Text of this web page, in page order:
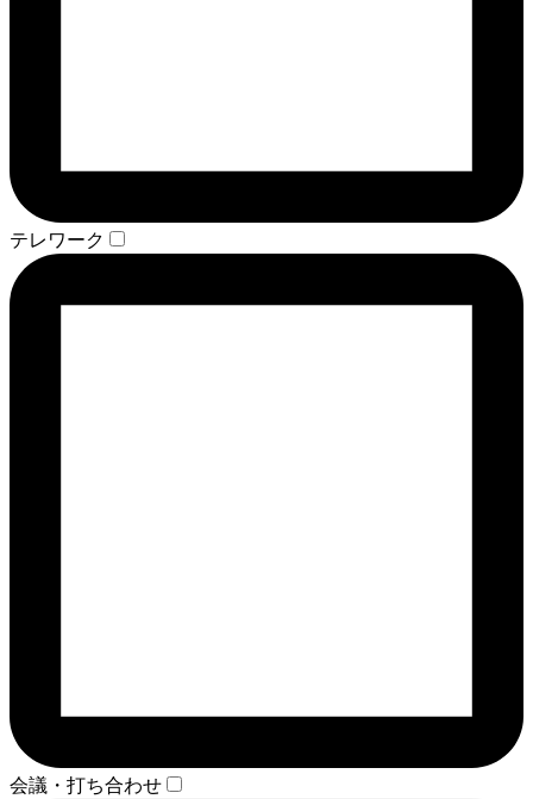
テレワーク
会議・打ち合わせ